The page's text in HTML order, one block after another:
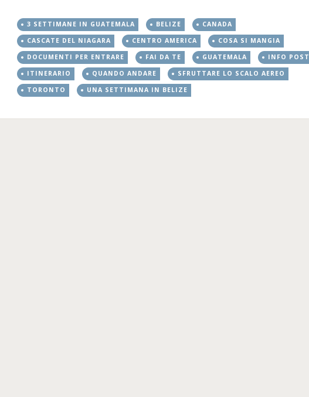
3 SETTIMANE IN GUATEMALA BELIZE
CANADA
CASCATE DEL NIAGARA
CENTRO AMERICA
COSA SI MANGIA
DOCUMENTI PER ENTRARE
FAI DA TE GUATEMALA
INFO POST
ITINERARIO
QUANDO ANDARE
SFRUTTARE LO SCALO AEREO
TORONTO
UNA SETTIMANA IN BELIZE